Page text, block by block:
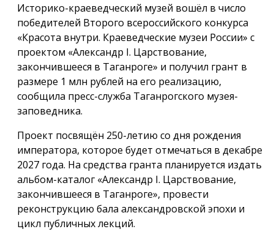
Историко-краеведческий музей вошёл в число
победителей Второго всероссийского конкурса
«Красота внутри. Краеведческие музеи России» с
проектом «Александр I. Царствование,
закончившееся в Таганроге» и получил грант в
размере 1 млн рублей на его реализацию,
сообщила пресс-служба Таганрогского музея-
заповедника.
Проект посвящён 250-летию со дня рождения
императора, которое будет отмечаться в декабре
2027 года. На средства гранта планируется издать
альбом-каталог «Александр I. Царствование,
закончившееся в Таганроге», провести
реконструкцию бала александровской эпохи и
цикл публичных лекций.